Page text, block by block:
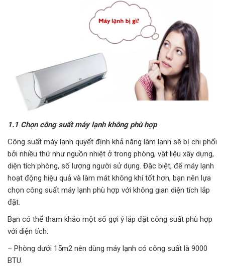
1.1 Chọn công suất máy lạnh không phù hợp
Công suất máy lạnh quyết định khả năng làm lạnh sẽ bị chi phối
bởi nhiều thứ như nguồn nhiệt ở trong phòng, vật liệu xây dựng,
diện tích phòng, số lượng người sử dụng. Đặc biệt, để máy lạnh
hoạt động hiệu quả và làm mát không khí tốt hơn, bạn nên lựa
chọn công suất máy lạnh phù hợp với không gian diện tích lắp
đặt.
Bạn có thể tham khảo một số gợi ý lắp đặt công suất phù hợp
với diện tích:
– Phòng dưới 15m2 nên dùng máy lạnh có công suất là 9000
BTU.